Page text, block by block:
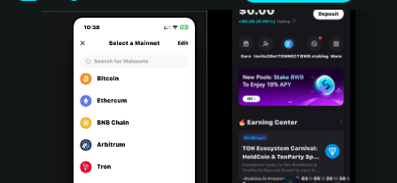
Italiano
Português (Portugal)
Bahasa Indonesia